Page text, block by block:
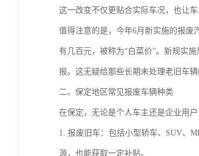
这一改变不仅更贴合实际车况，也让
值得注意的是，今年6月新实施的报废
有几百元，被称为“白菜价”。新规实
报。这无疑给那些长期未处理老旧车辆
二、保定地区常见报废车辆种类
在保定，无论是个人车主还是企业用
1. 报废旧车：包括小型轿车、SUV、
源，也能获取一定补贴。